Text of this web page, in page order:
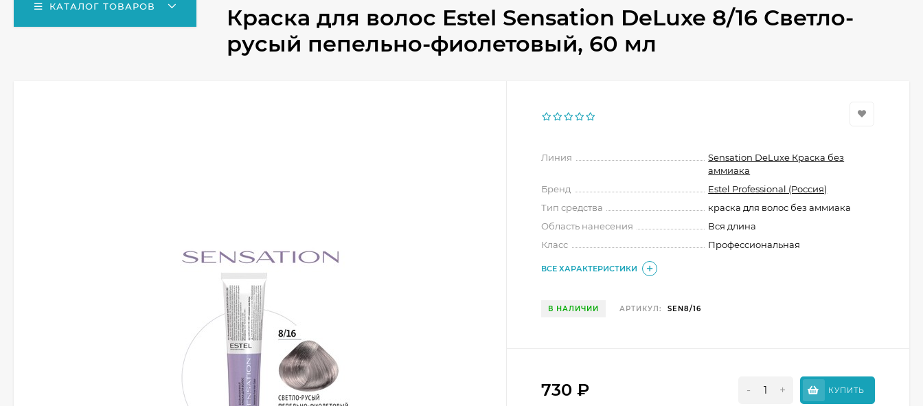
КАТАЛОГ ТОВАРОВ
Краска для волос Estel Sensation DeLuxe 8/16 Светло-
русый пепельно-фиолетовый, 60 мл
Линия
Sensation DeLuxe Краска без
аммиака
Бренд
Estel Professional (Россия)
Тип средства
краска для волос без аммиака
Область нанесения
Вся длина
Класс
Профессиональная
ВСЕ ХАРАКТЕРИСТИКИ
В НАЛИЧИИ АРТИКУЛ: SEN8/16
730₽ - + КУПИТЬ